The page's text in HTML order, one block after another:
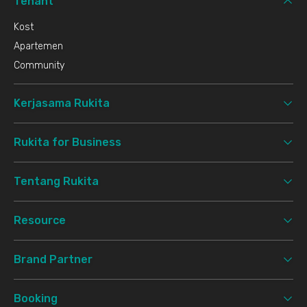
Kost
Apartemen
Community
Kerjasama Rukita
Rukita for Business
Tentang Rukita
Resource
Brand Partner
Booking